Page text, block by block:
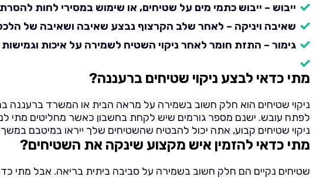
ייבוש – ייבוש כתמי מים על שטיחים, או שימוש במסירי לחות
שאיבה ויניקה – לאחר שלב הקרצוף נבצע שאיבה ושאיבה של
גימור – התזת חומר לאחר ניקוי השטיח לשמירה על איכות
מתי כדאי לבצע ניקוי שטיחים ברעננה?
ניקוי שטיחים הוא חלק חשוב בשמירה על מראה הבית או המשרד ברעננה
לפתח עובש. ישנם מספר גורמים שיש לקחת בחשבון כאשר מחליטים מתי
ניקוי שטיחים קבוע, אתה יכול להבטיח שהשטיחים שלך ייראו במיטבם
מתי כדאי להזמין איש מקצוע שינקה את השטיחים?
שטיחים נקיים הם חלק חשוב בשמירה על סביבה ביתית בריאה. אבל מתי